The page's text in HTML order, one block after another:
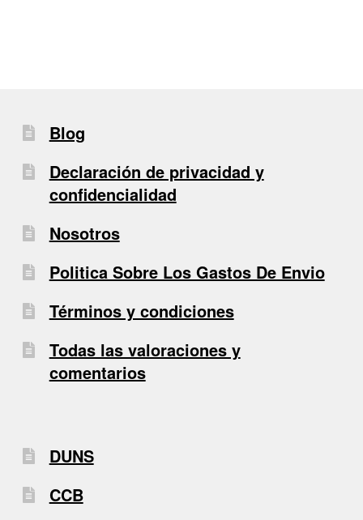
Blog
Declaración de privacidad y
confidencialidad
Nosotros
Politica Sobre Los Gastos De Envio
Términos y condiciones
Todas las valoraciones y
comentarios
DUNS
CCB